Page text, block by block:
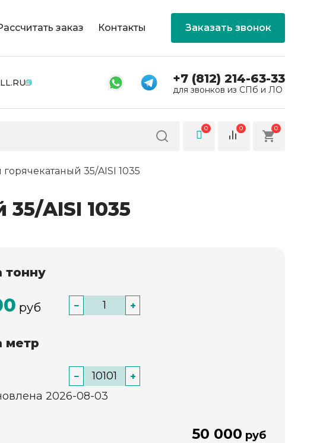
заказ Контакты Заказать звонок
+7 (812) 214-63-33
для звонков из СПб и ЛО
0 0 0
35/AISI 1035
AISI 1035
тонну
руб − +
метр
− +
2026-08-03
50 000 руб